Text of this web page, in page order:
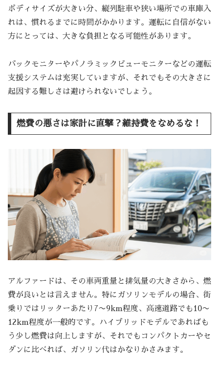
ボディサイズが大きい分、縦列駐車や狭い場所での車庫入
れは、慣れるまでに時間がかかります。運転に自信がない
方にとっては、大きな負担となる可能性があります。
バックモニターやパノラミックビューモニターなどの運転
支援システムは充実していますが、それでもその大きさに
起因する難しさは避けられないでしょう。
燃費の悪さは家計に直撃？維持費をなめるな！
アルファードは、その車両重量と排気量の大きさから、燃
費が良いとは言えません。特にガソリンモデルの場合、街
乗りではリッターあたり7〜9km程度、高速道路でも10〜
12km程度が一般的です。ハイブリッドモデルであればも
う少し燃費は向上しますが、それでもコンパクトカーやセ
ダンに比べれば、ガソリン代はかなりかさみます。